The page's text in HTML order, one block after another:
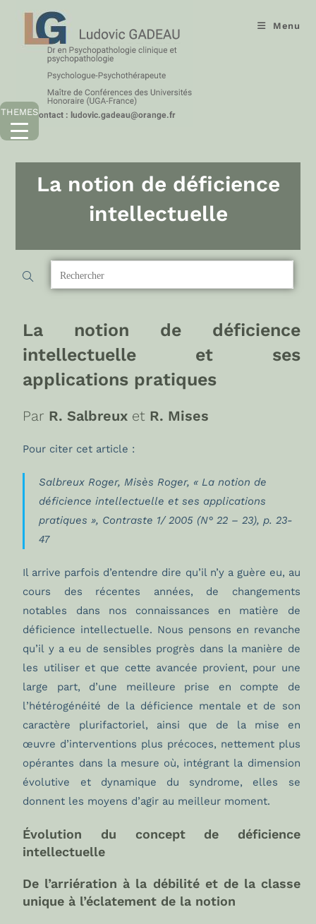
Menu
La notion de déficience
intellectuelle
La notion de déficience
intellectuelle et ses
applications pratiques
Par R. Salbreux et R. Mises
Pour citer cet article :
Salbreux Roger, Misès Roger, « La notion de
déficience intellectuelle et ses applications
pratiques », Contraste 1/ 2005 (N° 22 – 23), p. 23-
47
Il arrive parfois d’entendre dire qu’il n’y a guère eu, au
cours des récentes années, de changements
notables dans nos connaissances en matière de
déficience intellectuelle. Nous pensons en revanche
qu’il y a eu de sensibles progrès dans la manière de
les utiliser et que cette avancée provient, pour une
large part, d’une meilleure prise en compte de
l’hétérogénéité de la déficience mentale et de son
caractère plurifactoriel, ainsi que de la mise en
œuvre d’interventions plus précoces, nettement plus
opérantes dans la mesure où, intégrant la dimension
évolutive et dynamique du syndrome, elles se
donnent les moyens d’agir au meilleur moment.
Évolution du concept de déficience
intellectuelle
De l’arriération à la débilité et de la classe
unique à l’éclatement de la notion
THEMES